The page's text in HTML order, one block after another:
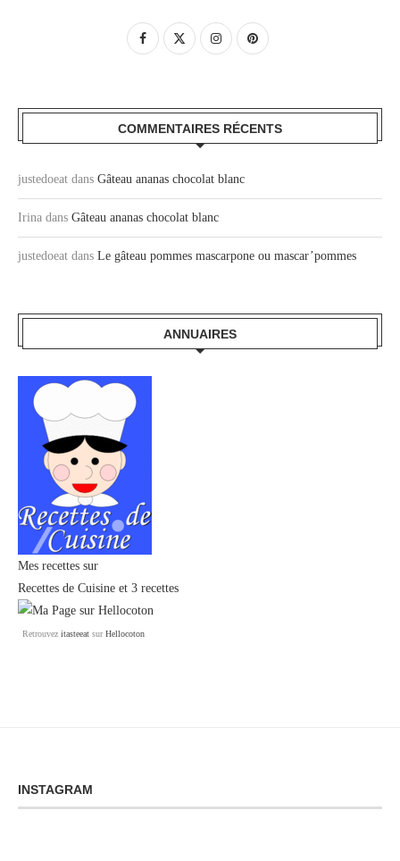
COMMENTAIRES RÉCENTS
justedoeat dans Gâteau ananas chocolat blanc
Irina dans Gâteau ananas chocolat blanc
justedoeat dans Le gâteau pommes mascarpone ou mascar’pommes
ANNUAIRES
Mes recettes sur
Recettes de Cuisine et 3 recettes
Retrouvez itasteeat surHellocoton
INSTAGRAM